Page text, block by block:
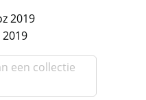
2019
een collectie